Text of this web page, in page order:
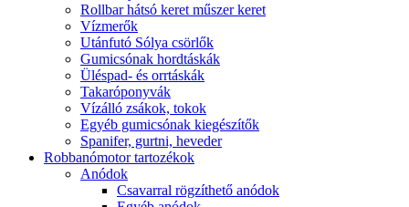
Rollbar hátsó keret műszer keret
Vízmerők
Utánfutó Sólya csörlők
Gumicsónak hordtáskák
Üléspad- és orrtáskák
Takaróponyvák
Vízálló zsákok, tokok
Egyéb gumicsónak kiegészítők
Spanifer, gurtni, heveder
Robbanómotor tartozékok
Anódok
Csavarral rögzíthető anódok